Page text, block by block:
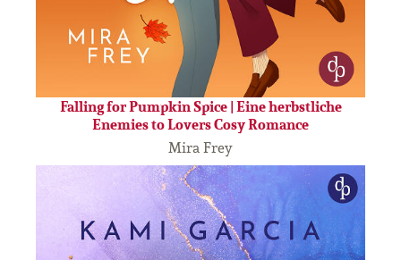
Falling for Pumpkin Spice | Eine herbstliche
Enemies to Lovers Cosy Romance
Mira Frey